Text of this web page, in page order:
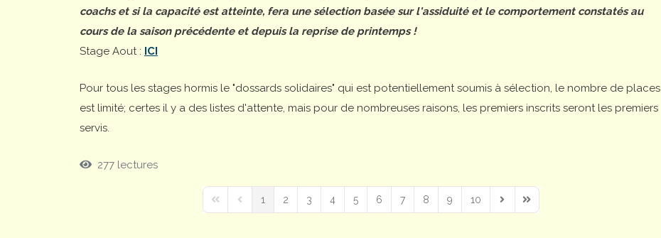
coachs et si la capacité est atteinte, fera une sélection basée sur l'assiduité et le comportement constatés au
cours de la saison précédente et depuis la reprise de printemps !
Stage Aout : ICI
Pour tous les stages hormis le "dossards solidaires" qui est potentiellement soumis à sélection, le nombre de places
est limité; certes il y a des listes d'attente, mais pour de nombreuses raisons, les premiers inscrits seront les premiers
servis.
277 lectures
First PagePrevious Page
1 2 3 4 5 6 7 8 9 10
Next PageLast Page